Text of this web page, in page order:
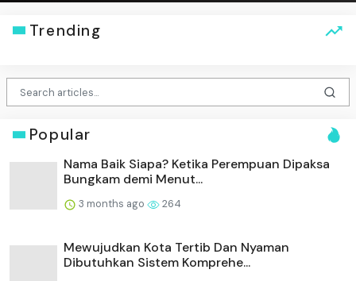
Trending
Popular
Nama Baik Siapa? Ketika Perempuan Dipaksa
Bungkam demi Menut...
3 months ago 264
Mewujudkan Kota Tertib Dan Nyaman
Dibutuhkan Sistem Komprehe...